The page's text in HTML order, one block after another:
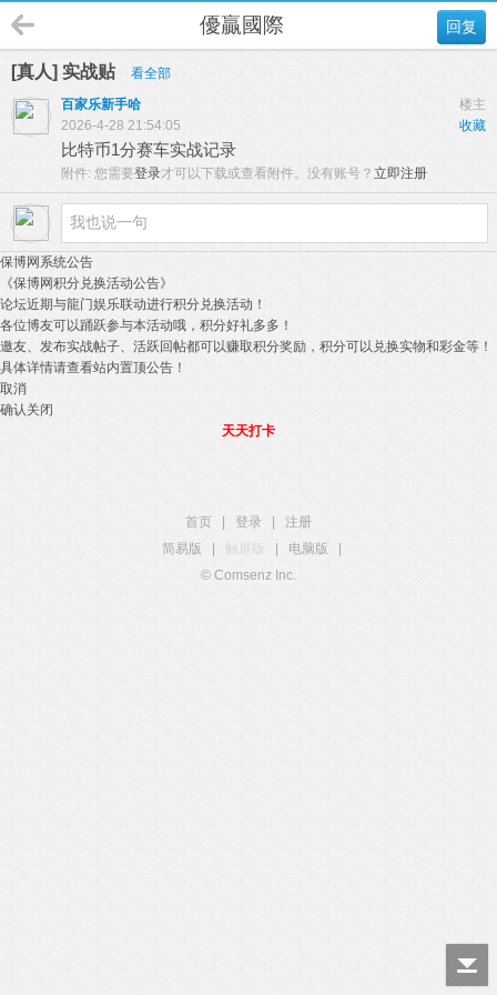
回复
優贏國際
[真人] 实战贴
看全部
楼主
百家乐新手哈
收藏
2026-4-28 21:54:05
比特币1分赛车实战记录
附件: 您需要登录才可以下载或查看附件。没有账号？ 立即注册
保博网系统公告
《保博网积分兑换活动公告》
论坛近期与龍门娱乐联动进行积分兑换活动！
各位博友可以踊跃参与本活动哦，积分好礼多多！
邀友、发布实战帖子、活跃回帖都可以赚取积分奖励，积分可以兑换实物和彩金等！
具体详情请查看站内置顶公告！
取消
确认关闭
天天打卡
首页 登录
注册
简易版
触屏版 电脑版
© Comsenz Inc.